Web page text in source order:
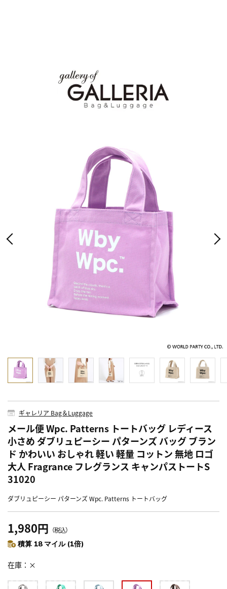
ギャレリア Bag＆Luggage
メール便 Wpc. Patterns トートバッグ レディース
小さめ ダブリュピーシー パターンズ バッグ ブラン
ド かわいい おしゃれ 軽い 軽量 コットン 無地 ロゴ
大人 Fragrance フレグランス キャンパストートS
31020
ダブリュピーシー パターンズ Wpc. Patterns トートバッグ
1,980円 （税込）
積算 18 マイル (1倍)
在庫 ×